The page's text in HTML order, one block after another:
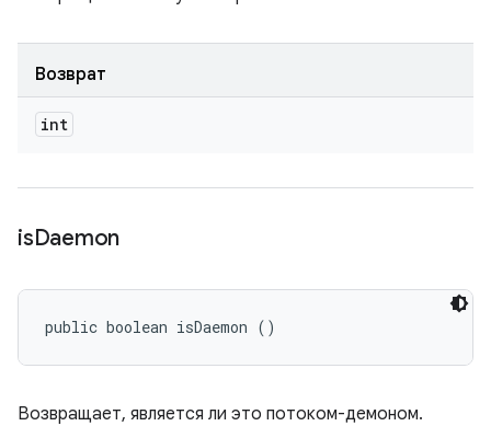
Возврат
int
isDaemon
public boolean isDaemon ()
Возвращает, является ли это потоком-демоном.